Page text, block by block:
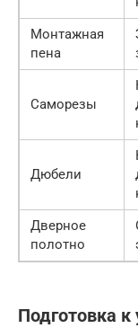
Монтажная
пена
Саморезы
Дюбели
Дверное
полотно
Подготовка к